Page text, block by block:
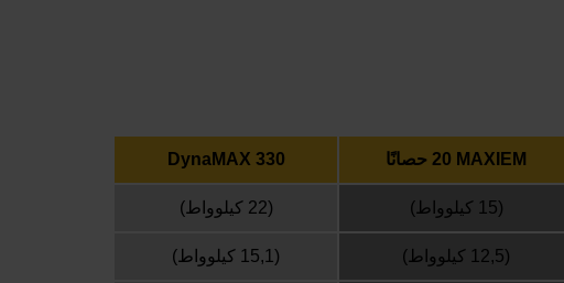
MAXIEM ‏20 حصانًا DynaMAX 330
(15 كيلوواط) (22 كيلوواط)
(12,5 كيلوواط) (15,1 كيلوواط)